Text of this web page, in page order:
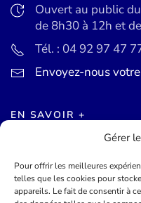
Gérer
Pour offrir les meilleures
telles que les cookies pour
appareils. Le fait de consentir à
Ouvert au public
de 8h30 à 12h et
Tél. : 04 92 97 47
Envoyez-nous
EN SAVOIR +
Agenda des